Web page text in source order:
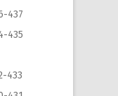
437
435
433